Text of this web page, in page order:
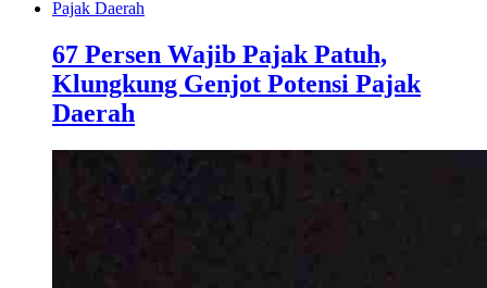
67 Persen Wajib Pajak Patuh,
Klungkung Genjot Potensi Pajak
Daerah